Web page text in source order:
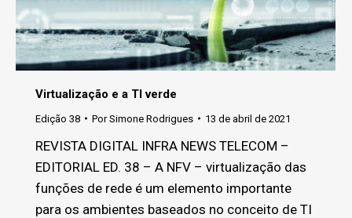
Virtualização e a TI verde
Edição 38 PorSimone Rodrigues 13 de abril de 2021
REVISTA DIGITAL INFRA NEWS TELECOM –
EDITORIAL ED. 38 – A NFV – virtualização das
funções de rede é um elemento importante
para os ambientes baseados no conceito de TI